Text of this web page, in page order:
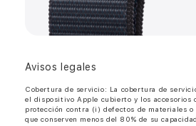
Avisos legales
Cobertura de servicio: La cobertura de
el dispositivo Apple cubierto y los accesorios
protección contra (i) defectos de materiales
que conserven menos del 80% de su